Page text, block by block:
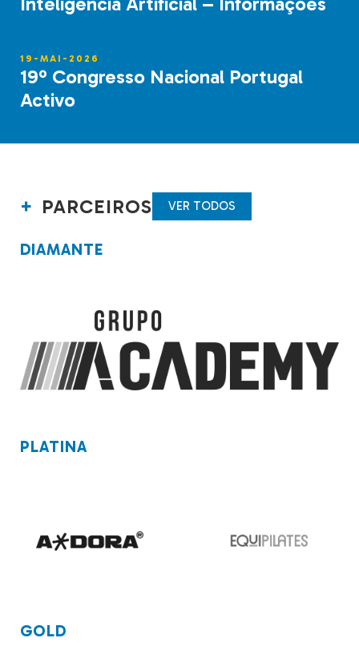
19-MAI-2026
19º Congresso Nacional Portugal
Activo
PARCEIROS VER TODOS
DIAMANTE
PLATINA
GOLD